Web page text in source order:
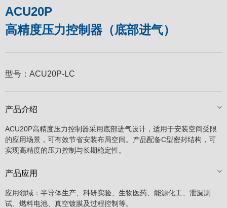
ACU20P
高精度压力控制器（底部进气）
型号： ACU20P-LC
产品介绍
ACU20P高精度压力控制器采用底部进气设计，适用于安装空间受限
的应用场景，可有效节省安装布局空间。产品配备C型密封结构，可
实现高精度的压力控制与长期稳定性。
产品应用
应用领域：半导体生产、科研实验、生物医药、能源化工、泄漏测
试、燃料电池、真空镀膜及过程控制等。